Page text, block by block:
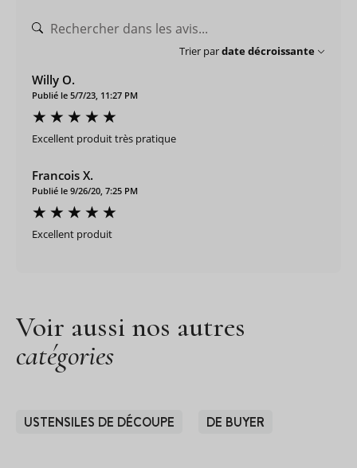
Trier pardate décroissante
Willy O.
Publié le 5/7/23, 11:27 PM
Excellent produit très pratique
Francois X.
Publié le 9/26/20, 7:25 PM
Excellent produit
Voir aussi nos autres
catégories
USTENSILES DE DÉCOUPE DE BUYER